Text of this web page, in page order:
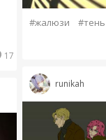
17
#жалюзи #тень
runikah